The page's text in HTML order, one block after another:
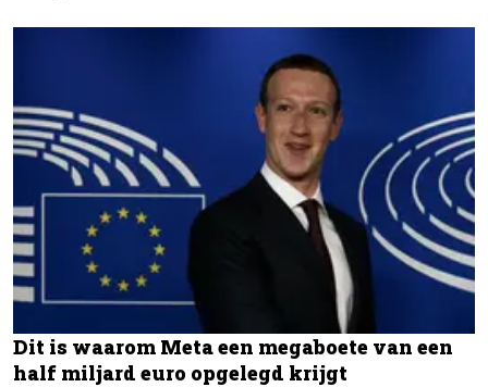
Dit is waarom Meta een megaboete van een
half miljard euro opgelegd krijgt